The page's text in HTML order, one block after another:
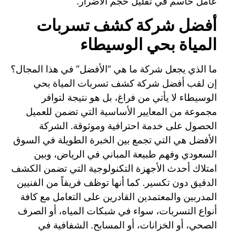
أفضل شركة كشف تسربات
المياة بحي الوسيطاء
ما الذي يجعل شركة ما هي “الأفضل” في هذا المجال؟
إن لقب أفضل شركة كشف تسربات المياة بحي
الوسيطاء لا يأتي من فراغ، بل هو نتيجة لتوافر
مجموعة من المعايير الأساسية التي تضمن للعميل
الحصول على خدمة احترافية وموثوقة. الشركة
الأفضل هي التي تجمع بين الخبرة الطويلة في السوق
السعودي وفهم طبيعة المباني في الرياض، وبين
امتلاك أحدث الأجهزة التكنولوجية التي تضمن الكشف
الدقيق دون تكسير. كما أنها توظف فريقاً من الفنيين
المدربين والمعتمدين القادرين على التعامل مع كافة
أنواع التسربات، سواء في شبكات المياه، أو الصرف
الصحي، أو الخزانات، أو المسابح. الشفافية في